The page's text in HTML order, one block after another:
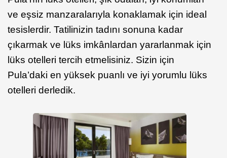
ve eşsiz manzaralarıyla konaklamak için ideal
tesislerdir. Tatilinizin tadını sonuna kadar
çıkarmak ve lüks imkânlardan yararlanmak için
lüks otelleri tercih etmelisiniz. Sizin için
Pula’daki en yüksek puanlı ve iyi yorumlu lüks
otelleri derledik.